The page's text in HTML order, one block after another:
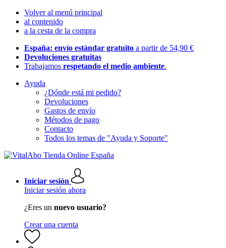
Volver al menú principal
al contenido
a la cesta de la compra
España: envío estándar gratuito a partir de 54,90 €
Devoluciones gratuitas
Trabajamos respetando el medio ambiente.
Ayuda
¿Dónde está mi pedido?
Devoluciones
Gastos de envío
Métodos de pago
Contacto
Todos los temas de "Ayuda y Soporte"
Iniciar sesión
Iniciar sesión ahora
¿Eres un nuevo usuario?
Crear una cuenta